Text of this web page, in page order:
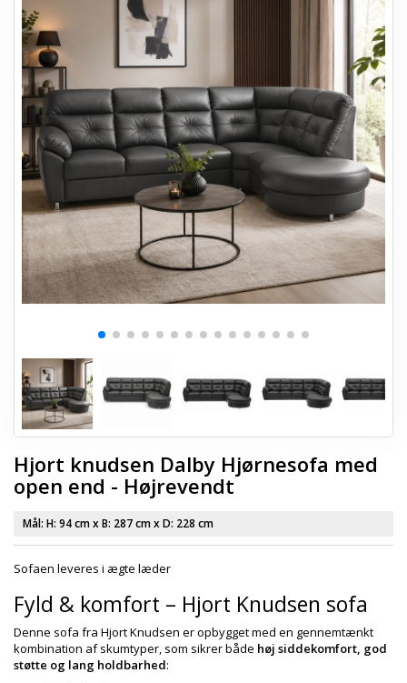
+
OPBEVARING
+
TÆPPER
+
LAMPER
+
ENTREMØBLER
+
HAVEMØBLER
OUTLET
Hjort knudsen Dalby Hjørnesofa med
open end - Højrevendt
Mål: H: 94 cmx B: 287 cmx D: 228 cm
Sofaen leveres i ægte læder
Fyld & komfort – Hjort Knudsen sofa
Denne sofa fra Hjort Knudsen er opbygget med en gennemtænkt
kombination af skumtyper, som sikrer både høj siddekomfort, god
støtte og lang holdbarhed: